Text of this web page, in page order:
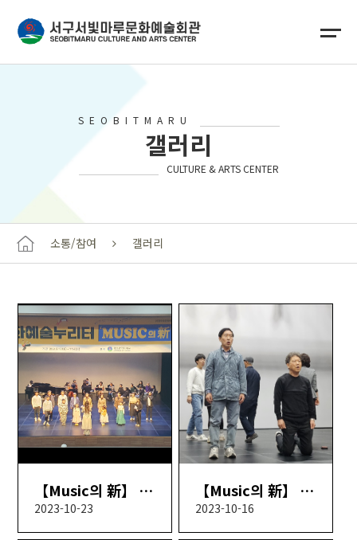
SEOBITMARU
갤러리
CULTURE & ARTS CENTER
소통/참여 갤러리
【Music의 新】 10회차
2023-10-23
【Music의 新】 9회차
2023-10-16